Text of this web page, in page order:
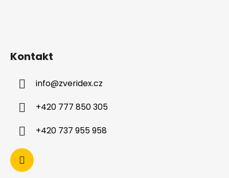
Kontakt
info@zveridex.cz
+420 777 850 305
+420 737 955 958